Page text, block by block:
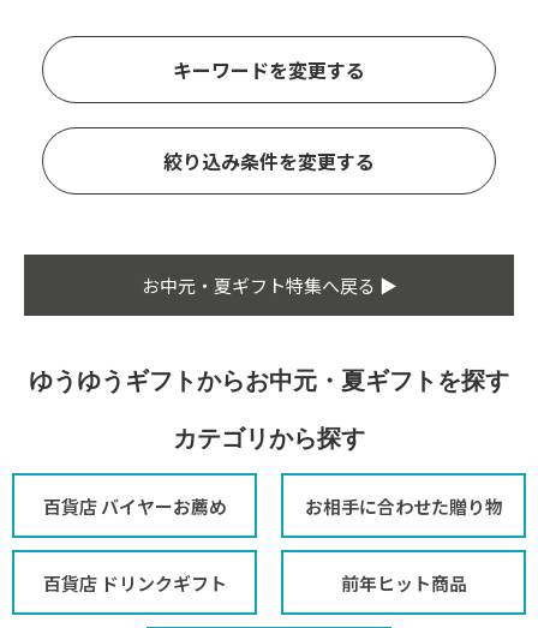
キーワードを変更する
絞り込み条件を変更する
お中元・夏ギフト特集へ戻る ▶
ゆうゆうギフトからお中元・夏ギフトを探す
カテゴリから探す
百貨店 バイヤーお薦め お相手に合わせた贈り物
百貨店 ドリンクギフト 前年ヒット商品